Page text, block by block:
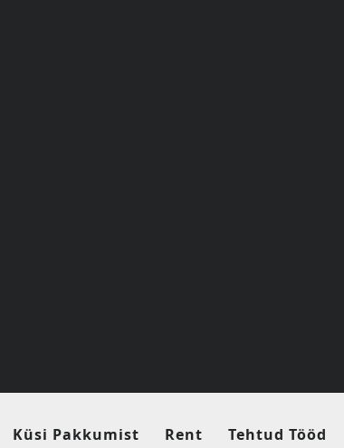
Küsi Pakkumist Rent Tehtud Tööd